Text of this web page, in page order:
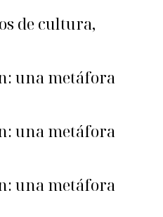
de cultura,
una metáfora
una metáfora
una metáfora